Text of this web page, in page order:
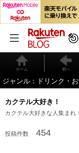
ホーム 前へ
ジャンル：ドリンク・
カクテル大好き！
カクテル大好きな人集まれ
投稿件数 454